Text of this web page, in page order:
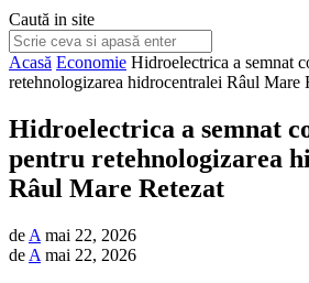
Caută in site
Acasă Economie Hidroelectrica a semnat
retehnologizarea hidrocentralei Râul Mare
Hidroelectrica a semnat
pentru retehnologizarea
Râul Mare Retezat
de A mai 22, 2026
de A mai 22, 2026